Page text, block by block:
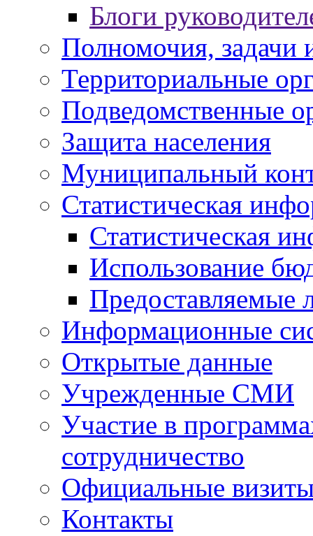
Блоги
Полномочия, задачи
Территориальные
Подведомственные
Защита населения
Муниципальный
Статистическая
Статистическая
Использование
Предоставляемые
Информационные
Открытые данные
Учрежденные СМИ
Участие в
сотрудничество
Официальные
Контакты